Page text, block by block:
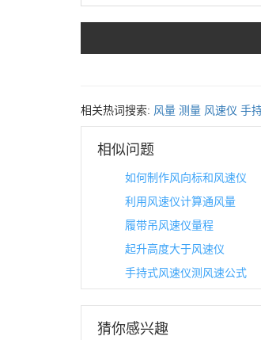
相关热词搜索: 风量 测量 风速仪 手
相似问题
如何制作风向标和风速仪
利用风速仪计算通风量
履带吊风速仪量程
起升高度大于风速仪
手持式风速仪测风速公式
猜你感兴趣